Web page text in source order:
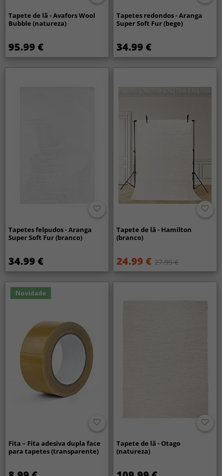
Tapete de lã - Avafors Wool
Bubble (natureza)
95.99 €
Tapetes redondos - Aranga
Super Soft Fur (bege)
34.99 €
Tapetes felpudos - Aranga
Super Soft Fur (branco)
34.99 €
Tapete de lã - Hamilton
(branco)
24.99 € 27.99 €
Novidade
Fita – Fita adesiva dupla face
para tapetes (transparente)
Tapete de lã - Otago
(natureza)